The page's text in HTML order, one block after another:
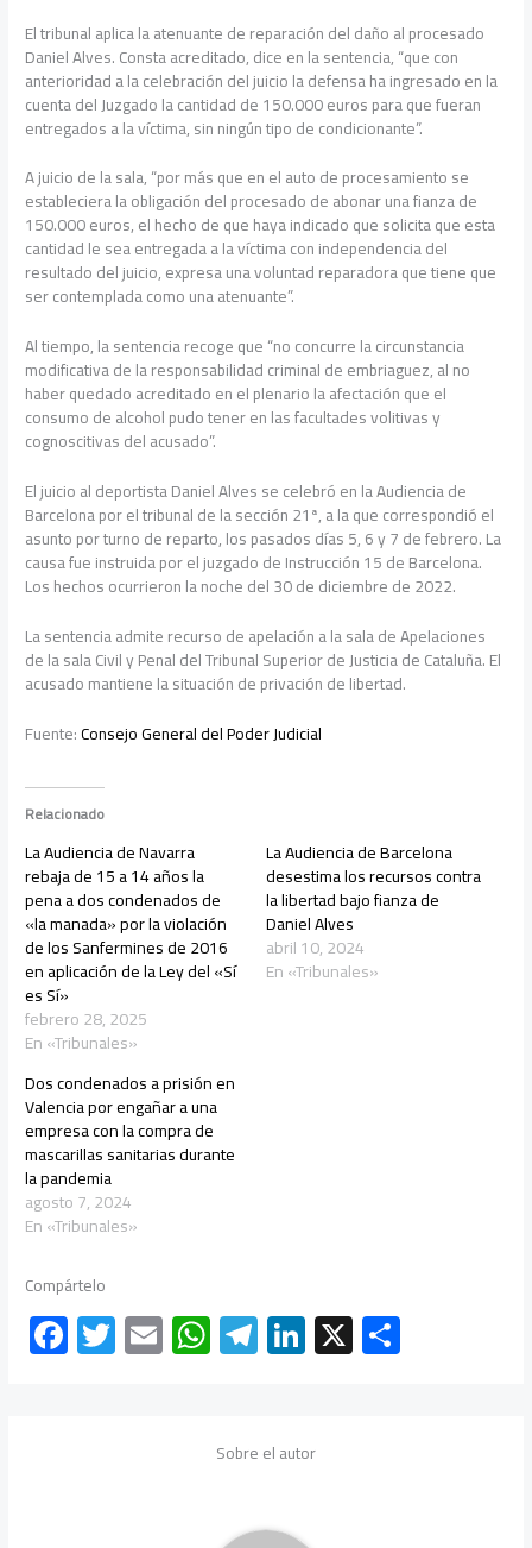
El tribunal aplica la atenuante de reparación del daño al procesado
Daniel Alves. Consta acreditado, dice en la sentencia, “que con
anterioridad a la celebración del juicio la defensa ha ingresado en la
cuenta del Juzgado la cantidad de 150.000 euros para que fueran
entregados a la víctima, sin ningún tipo de condicionante”.
A juicio de la sala, “por más que en el auto de procesamiento se
estableciera la obligación del procesado de abonar una fianza de
150.000 euros, el hecho de que haya indicado que solicita que esta
cantidad le sea entregada a la víctima con independencia del
resultado del juicio, expresa una voluntad reparadora que tiene que
ser contemplada como una atenuante”.
Al tiempo, la sentencia recoge que “no concurre la circunstancia
modificativa de la responsabilidad criminal de embriaguez, al no
haber quedado acreditado en el plenario la afectación que el
consumo de alcohol pudo tener en las facultades volitivas y
cognoscitivas del acusado”.
El juicio al deportista Daniel Alves se celebró en la Audiencia de
Barcelona por el tribunal de la sección 21ª, a la que correspondió el
asunto por turno de reparto, los pasados días 5, 6 y 7 de febrero. La
causa fue instruida por el juzgado de Instrucción 15 de Barcelona.
Los hechos ocurrieron la noche del 30 de diciembre de 2022.
La sentencia admite recurso de apelación a la sala de Apelaciones
de la sala Civil y Penal del Tribunal Superior de Justicia de Cataluña. El
acusado mantiene la situación de privación de libertad.
Fuente:Consejo General del Poder Judicial
Relacionado
La Audiencia de Navarra
rebaja de 15 a 14 años la
pena a dos condenados de
«la manada» por la violación
de los Sanfermines de 2016
en aplicación de la Ley del «Sí
es Sí»
febrero 28, 2025
En «Tribunales»
La Audiencia de Barcelona
desestima los recursos contra
la libertad bajo fianza de
Daniel Alves
abril 10, 2024
En «Tribunales»
Dos condenados a prisión en
Valencia por engañar a una
empresa con la compra de
mascarillas sanitarias durante
la pandemia
agosto 7, 2024
En «Tribunales»
Compártelo
F
ac
T
wi
E
m
W
h
s
p
Te
le
a
Li
nk
dI
X
Sobre el autor